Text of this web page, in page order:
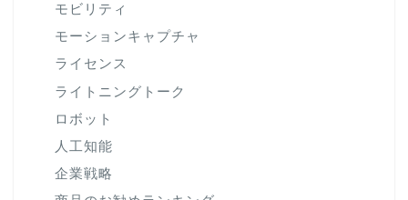
モビリティ
モーションキャプチャ
ライセンス
ライトニングトーク
ロボット
人工知能
企業戦略